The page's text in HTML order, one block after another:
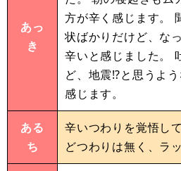
あっ
き
方が辛く感じます。
状ばかりだけど、な
辛いと感じました。
ど、地震⁉と思うよ
感じます。
ある
ち
辛いつわりを覚悟し
どつわりは無く、ラ